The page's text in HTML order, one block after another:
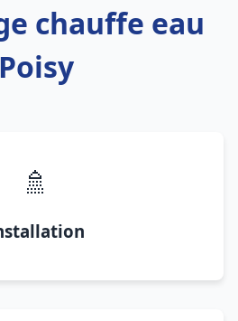
chauffe eau
Poisy
🚿